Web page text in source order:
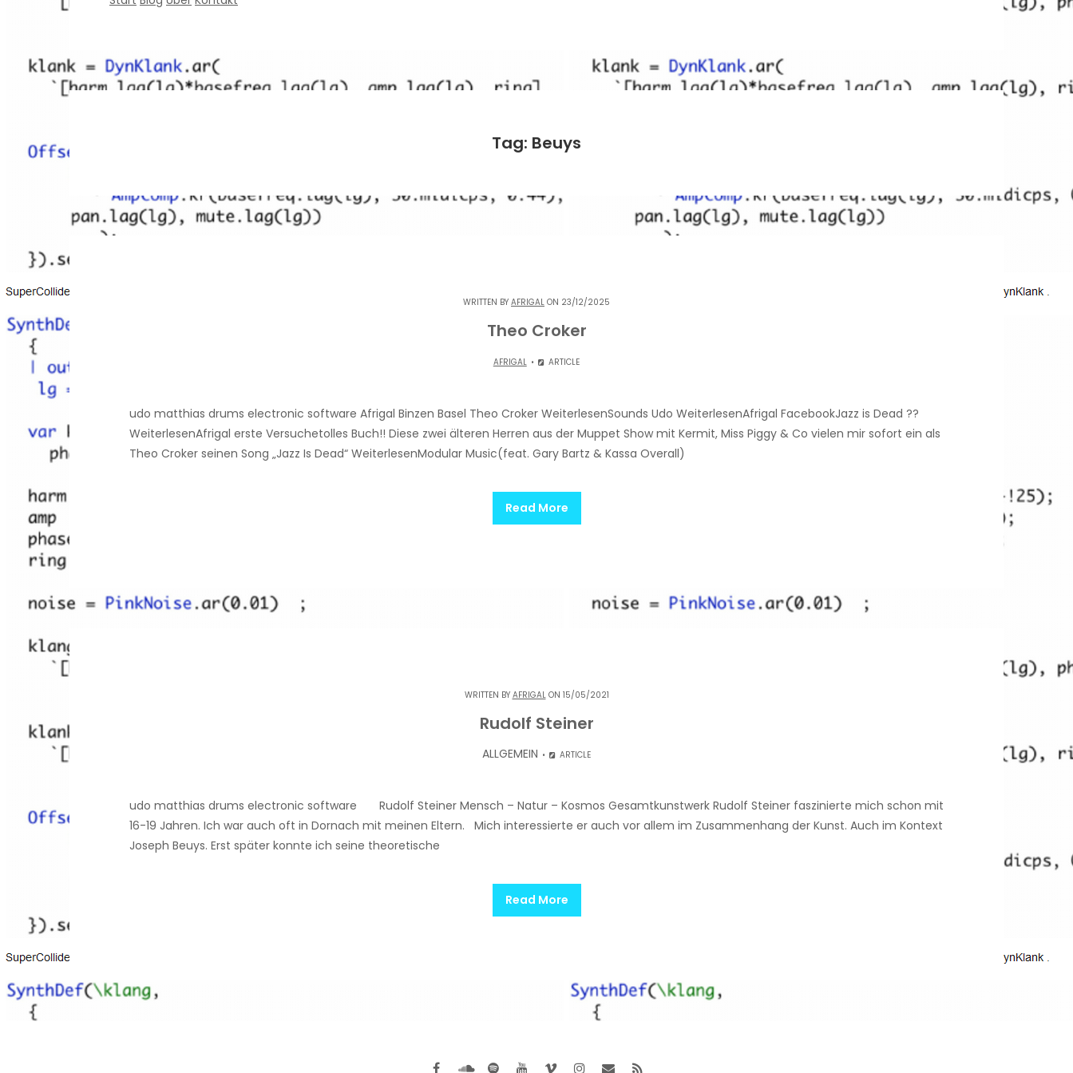
Tag: Beuys
WRITTEN BY AFRIGAL ON 23/12/2025
Theo Croker
AFRIGAL ARTICLE
udo matthias drums electronic software Afrigal Binzen Basel Theo Croker WeiterlesenSounds Udo WeiterlesenAfrigal FacebookJazz is Dead ??
WeiterlesenAfrigal erste Versuchetolles Buch!! Diese zwei älteren Herren aus der Muppet Show mit Kermit, Miss Piggy & Co vielen mir sofort ein als
Theo Croker seinen Song „Jazz Is Dead“ WeiterlesenModular Music(feat. Gary Bartz & Kassa Overall)
Read More
WRITTEN BY AFRIGALON 15/05/2021
Rudolf Steiner
ALLGEMEIN ARTICLE
udo matthias drums electronic software Rudolf Steiner Mensch – Natur – Kosmos Gesamtkunstwerk Rudolf Steiner faszinierte mich schon mit
16-19 Jahren. Ich war auch oft in Dornach mit meinen Eltern. Mich interessierte er auch vor allem im Zusammenhang der Kunst. Auch im Kontext
Joseph Beuys. Erst später konnte ich seine theoretische
Read More